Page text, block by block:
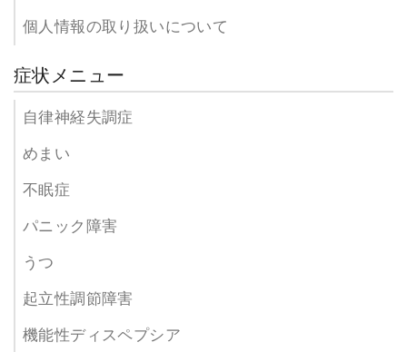
個人情報の取り扱いについて
症状メニュー
自律神経失調症
めまい
不眠症
パニック障害
うつ
起立性調節障害
機能性ディスペプシア